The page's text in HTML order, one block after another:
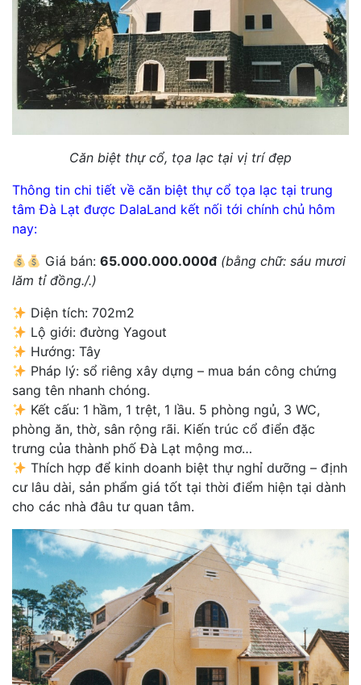
Căn biệt thự cổ, tọa lạc tại vị trí đẹp
Thông tin chi tiết về căn biệt thự cổ tọa lạc tại trung
tâm Đà Lạt được DalaLand kết nối tới chính chủ hôm
nay:
Giá bán:65.000.000.000đ (bằng chữ: sáu mươi
lăm tỉ đồng./.)
Diện tích: 702m2
Lộ giới: đường Yagout
Hướng: Tây
Pháp lý: sổ riêng xây dựng – mua bán công chứng
sang tên nhanh chóng.
Kết cấu: 1 hầm, 1 trệt, 1 lầu. 5 phòng ngủ, 3 WC,
phòng ăn, thờ, sân rộng rãi. Kiến trúc cổ điển đặc
trưng của thành phố Đà Lạt mộng mơ…
Thích hợp để kinh doanh biệt thự nghỉ dưỡng – định
cư lâu dài, sản phẩm giá tốt tại thời điểm hiện tại dành
cho các nhà đâu tư quan tâm.